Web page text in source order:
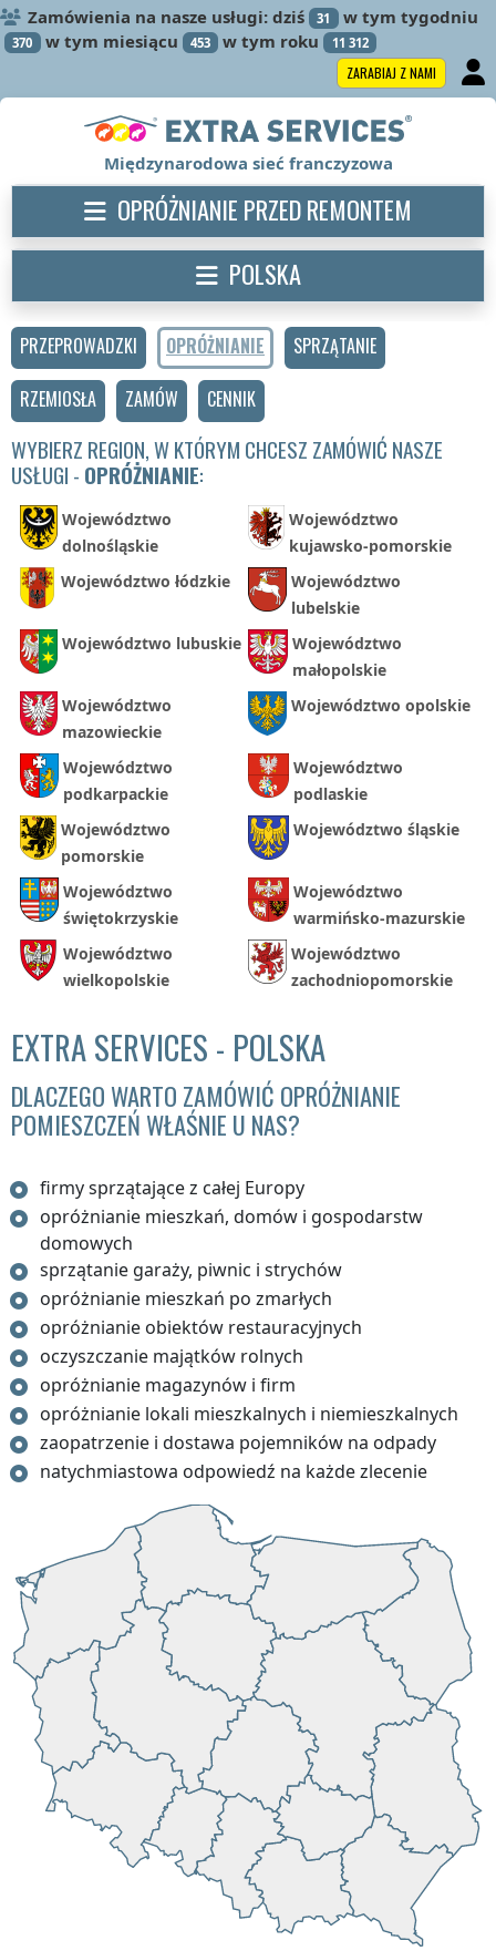
Zamówienia na nasze usługi: dziś 31 w tym tygodniu
370 w tym miesiącu 453 w tym roku 11 312
ZARABIAJ Z NAMI
PRZEPROWADZKI OPRÓŻNIANIE
SPRZĄTANIE
RZEMIOSŁA
ZAMÓW CENNIK
WYBIERZ REGION, W KTÓRYM CHCESZ ZAMÓWIĆ NASZE
USŁUGI - OPRÓŻNIANIE:
Województwo
dolnośląskie
Województwo
kujawsko-pomorskie
Województwo łódzkie
Województwo
lubelskie
Województwo lubuskie
Województwo
małopolskie
Województwo
mazowieckie
Województwo opolskie
Województwo
podkarpackie
Województwo
podlaskie
Województwo
pomorskie
Województwo śląskie
Województwo
świętokrzyskie
Województwo
warmińsko-mazurskie
Województwo
wielkopolskie
Województwo
zachodniopomorskie
EXTRA SERVICES - POLSKA
DLACZEGO WARTO ZAMÓWIĆ OPRÓŻNIANIE
POMIESZCZEŃ WŁAŚNIE U NAS?
firmy sprzątające z całej Europy
opróżnianie mieszkań, domów i gospodarstw
domowych
sprzątanie garaży, piwnic i strychów
opróżnianie mieszkań po zmarłych
opróżnianie obiektów restauracyjnych
oczyszczanie majątków rolnych
opróżnianie magazynów i firm
opróżnianie lokali mieszkalnych i niemieszkalnych
zaopatrzenie i dostawa pojemników na odpady
natychmiastowa odpowiedź na każde zlecenie
Międzynarodowa sieć franczyzowa
OPRÓŻNIANIE PRZED REMONTEM
POLSKA